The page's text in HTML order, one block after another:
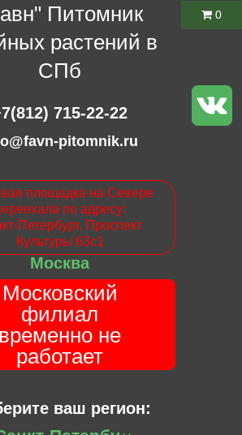
Питомник
растений в
СПб
715-22-22
pitomnik.ru
площадка на Севере
по адресу:
Петербург. Проспект
Культуры 63с1
Москва
Московский
филиал
временно не
работает
ваш регион:
0